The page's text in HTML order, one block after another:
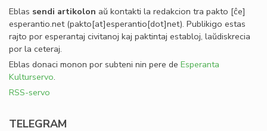
Eblas sendi artikolon aŭ kontakti la redakcion tra pakto [ĉe]
esperantio.net(pakto[at]esperantio[dot]net). Publikigo estas
rajto por esperantaj civitanoj kaj paktintaj establoj, laŭdiskrecia
por la ceteraj.
Eblas donaci monon por subteni nin pere de Esperanta
Kulturservo.
RSS-servo
TELEGRAM